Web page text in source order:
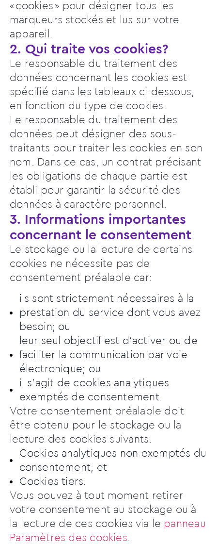
« cookies » pour désigner tous les
marqueurs stockés et lus sur votre
appareil.
2. Qui traite vos cookies?
Le responsable du traitement des
données concernant les cookies est
spécifié dans les tableaux ci-dessous,
en fonction du type de cookies.
Le responsable du traitement des
données peut désigner des sous-
traitants pour traiter les cookies en son
nom. Dans ce cas, un contrat précisant
les obligations de chaque partie est
établi pour garantir la sécurité des
données à caractère personnel.
3. Informations importantes
concernant le consentement
Le stockage ou la lecture de certains
cookies ne nécessite pas de
consentement préalable car:
ils sont strictement nécessaires à la
prestation du service dont vous avez
besoin; ou
leur seul objectif est d’activer ou de
faciliter la communication par voie
électronique; ou
il s’agit de cookies analytiques
exemptés de consentement.
Votre consentement préalable doit
être obtenu pour le stockage ou la
lecture des cookies suivants:
Cookies analytiques non exemptés du
consentement; et
Cookies tiers.
Vous pouvez à tout moment retirer
votre consentement au stockage ou à
la lecture de ces cookies via le panneau
Paramètres des cookies